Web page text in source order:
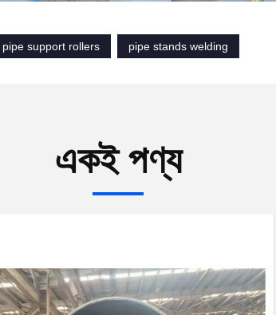
pipe support rollers pipe stands welding
একই পণ্য